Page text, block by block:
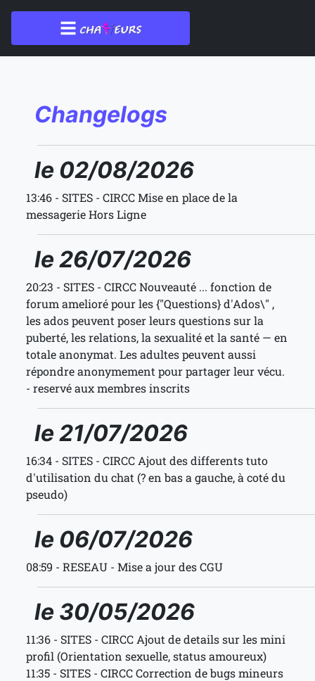
Changelogs
le 02/08/2026
13:46 - SITES - CIRCC Mise en place de la
messagerie Hors Ligne
le 26/07/2026
20:23 - SITES - CIRCC Nouveauté ... fonction de
forum amelioré pour les {"Questions} d'Ados\" ,
les ados peuvent poser leurs questions sur la
puberté, les relations, la sexualité et la santé — en
totale anonymat. Les adultes peuvent aussi
répondre anonymement pour partager leur vécu.
- reservé aux membres inscrits
le 21/07/2026
16:34 - SITES - CIRCC Ajout des differents tuto
d'utilisation du chat (? en bas a gauche, à coté du
pseudo)
le 06/07/2026
08:59 - RESEAU - Mise a jour des CGU
le 30/05/2026
11:36 - SITES - CIRCC Ajout de details sur les mini
profil (Orientation sexuelle, status amoureux)
11:35 - SITES - CIRCC Correction de bugs mineurs